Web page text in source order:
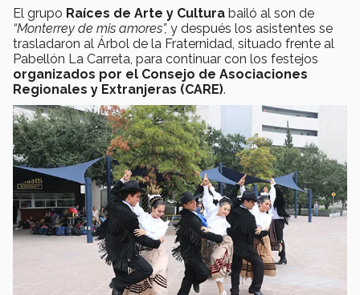
El grupo Raíces de Arte y Cultura bailó al son de
“Monterrey de mis amores”, y después los asistentes se
trasladaron al Árbol de la Fraternidad, situado frente al
Pabellón La Carreta, para continuar con los festejos
organizados por el Consejo de Asociaciones
Regionales y Extranjeras (CARE).